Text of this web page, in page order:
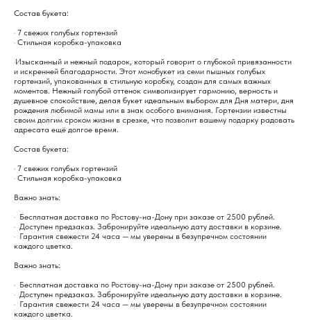
Состав букета:
· 7 свежих голубых гортензий
· Стильная коробка-упаковка
·Изысканный и нежный подарок, который говорит о глубокой привязанности
и искренней благодарности. Этот монобукет из семи пышных голубых
гортензий, упакованных в стильную коробку, создан для самых важных
моментов. Нежный голубой оттенок символизирует гармонию, верность и
душевное спокойствие, делая букет идеальным выбором для Дня матери, дня
рождения любимой мамы или в знак особого внимания. Гортензии известны
своим долгим сроком жизни в срезке, что позволит вашему подарку радовать
адресата ещё долгое время.
Состав букета:
· 7 свежих голубых гортензий
· Стильная коробка-упаковка
Важно знать:
· Бесплатная доставка по Ростову-на-Дону при заказе от 2500 рублей.
· Доступен предзаказ. Забронируйте идеальную дату доставки в корзине.
· Гарантия свежести 24 часа — мы уверены в безупречном состоянии
каждого цветка.
Важно знать:
· Бесплатная доставка по Ростову-на-Дону при заказе от 2500 рублей.
· Доступен предзаказ. Забронируйте идеальную дату доставки в корзине.
· Гарантия свежести 24 часа — мы уверены в безупречном состоянии
каждого цветка.